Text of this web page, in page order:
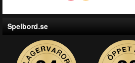
Spelbord.se